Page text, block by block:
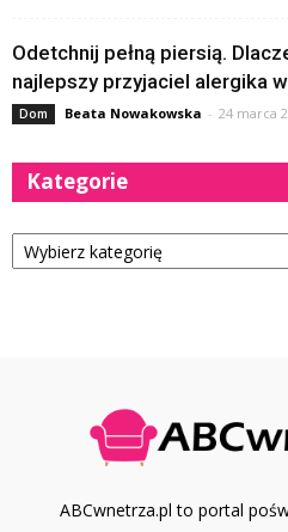
Odetchnij pełną piersią.
najlepszy przyjaciel alergika
Dom Beata Nowakowska - 24 marca
Kategorie
Kategorie
ABCwnetrza.pl to portal